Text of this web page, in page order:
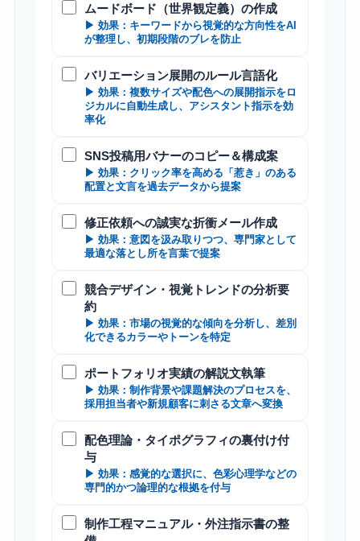
ムードボード（世界観定義）の作成
▶ 効果：キーワードから視覚的な方向性をAI
が整理し、初期段階のブレを防止
バリエーション展開のルール言語化
▶ 効果：複数サイズや配色への展開指示をロ
ジカルに自動生成し、アシスタント指示を効
率化
SNS投稿用バナーのコピー＆構成案
▶ 効果：クリック率を高める「惹き」のある
配置と文言を過去データから提案
修正依頼への誠実な折衝メール作成
▶ 効果：意図を汲み取りつつ、専門家として
最適な落とし所を言葉で提案
競合デザイン・視覚トレンドの分析要
約
▶ 効果：市場の視覚的な傾向を分析し、差別
化できるカラーやトーンを特定
ポートフォリオ実績の解説文執筆
▶ 効果：制作背景や課題解決のプロセスを、
採用担当者や新規顧客に刺さる文章へ変換
配色理論・タイポグラフィの裏付け付
与
▶ 効果：感覚的な選択に、色彩心理学などの
専門的かつ論理的な根拠を付与
制作工程マニュアル・外注指示書の整